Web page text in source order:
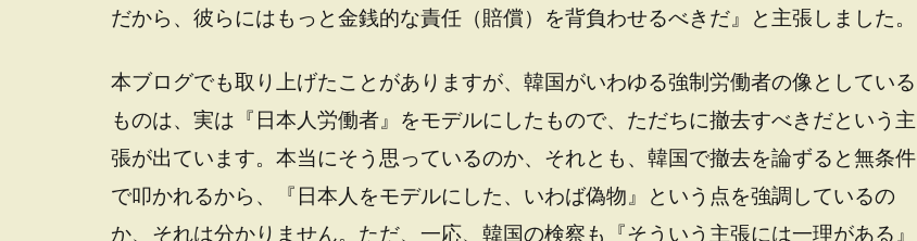
だから、彼らにはもっと金銭的な責任（賠償）を背負わせるべきだ』と主張しました。
本ブログでも取り上げたことがありますが、韓国がいわゆる強制労働者の像としている
ものは、実は『日本人労働者』をモデルにしたもので、ただちに撤去すべきだという主
張が出ています。本当にそう思っているのか、それとも、韓国で撤去を論ずると無条件
で叩かれるから、『日本人をモデルにした、いわば偽物』という点を強調しているの
か、それは分かりません。ただ、一応、韓国の検察も『そういう主張には一理がある』